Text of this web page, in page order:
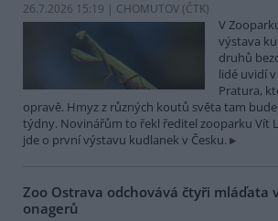
26.7.2026 15:19 | CHOMUTOV (ČTK)
V
výstava
druhů
lidé uvidí
Pratura,
opravě. Hmyz z různých koutů světa tam
týdny. Novinářům to řekl ředitel zooparku Vít
jde o první výstavu kudlanek v Česku.
Zoo Ostrava odchovává čtyři mláďata
onagerů